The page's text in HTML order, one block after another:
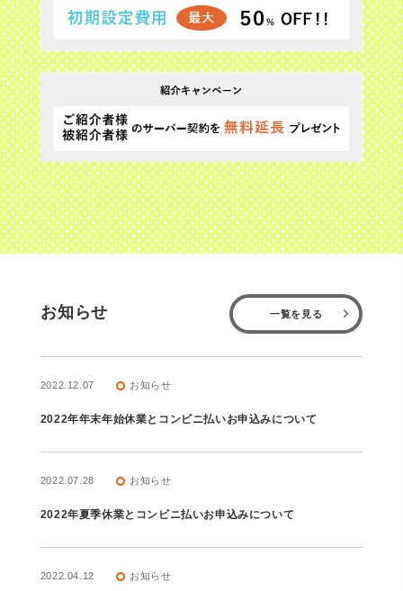
お知らせ 一覧を見る
2022.12.07 trip_origin お知らせ
2022年年末年始休業とコンビニ払いお申込みについて
2022.07.28 trip_origin お知らせ
2022年夏季休業とコンビニ払いお申込みについて
2022.04.12 trip_origin お知らせ